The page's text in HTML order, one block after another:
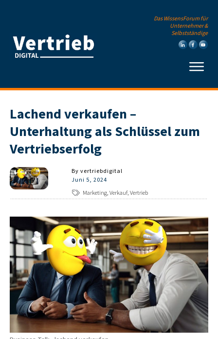
Das WissensForum für
Unternehmer &
Selbstständige
Lachend verkaufen –
Unterhaltung als Schlüssel zum
Vertriebserfolg
By vertriebdigital
Juni 5, 2024
Marketing, Verkauf, Vertrieb